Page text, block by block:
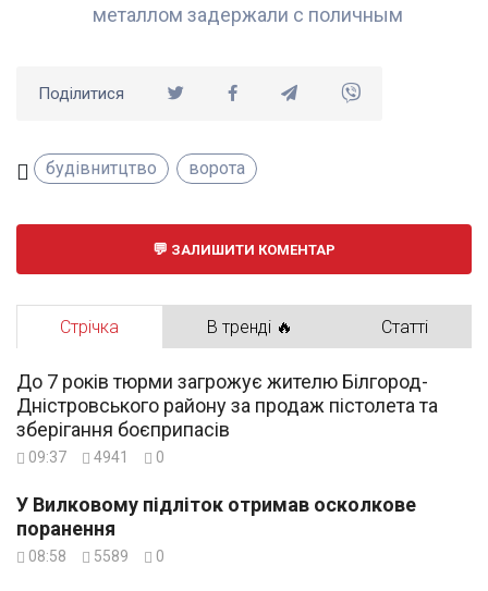
металлом задержали с поличным
Поділитися
будівнитцтво ворота
ЗАЛИШИТИ КОМЕНТАР
Стрічка В тренді 🔥 Статті
До 7 років тюрми загрожує жителю Білгород-
Дністровського району за продаж пістолета та
зберігання боєприпасів
09:37 4941 0
У Вилковому підліток отримав осколкове
поранення
08:58 5589 0